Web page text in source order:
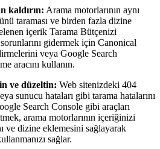
kaldırın: Arama motorlarının aynı
taraması ve birden fazla dizine
içerik Tarama Bütçenizi
gidermek için Canonical
veya Google Search
aracını kullanın.
ve düzeltin: Web sitenizdeki 404
sunucu hataları gibi tarama hatalarını
Search Console gibi araçları
arama motorlarının içeriğinizi
ve dizine eklemesini sağlayarak
sağlar.